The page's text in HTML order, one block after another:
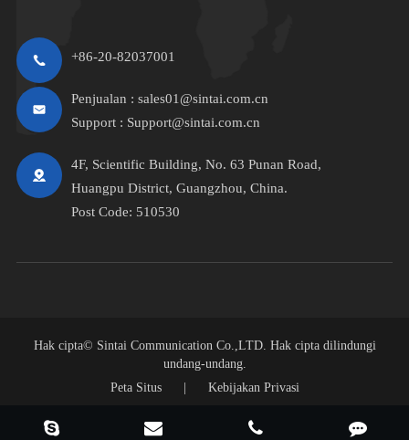
+86-20-82037001
Penjualan : sales01@sintai.com.cn
Support : Support@sintai.com.cn
4F, Scientific Building, No. 63 Punan Road,
Huangpu District, Guangzhou, China.
Post Code: 510530
Hak cipta© Sintai Communication Co.,LTD. Hak cipta dilindungi
undang-undang.
Peta Situs
Kebijakan Privasi